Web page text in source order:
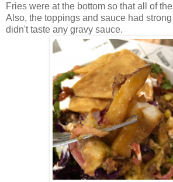
Fries were at the bottom so that all of
Also, the toppings and sauce had strong
didn't taste any gravy sauce.